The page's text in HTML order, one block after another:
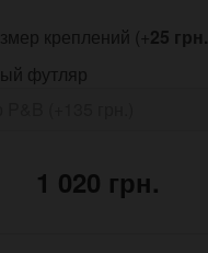
креплений (+25 грн.
футляр
1 020 грн.